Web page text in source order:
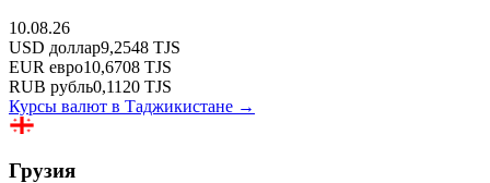
10.08.26
USD доллар9,2548 TJS
EUR евро10,6708 TJS
RUB рубль0,1120 TJS
Курсы валют в Таджикистане →
Грузия